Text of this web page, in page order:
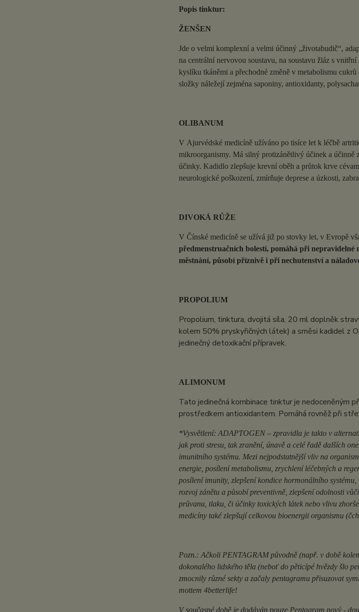
Popis tinktur:
ŽENŠEN
Jde o velmi komplexní a velmi účinný „životabudič“,
na centrální nervovou soustavu, na soustavu žláz s
kyslíku tkáněmi a přechodné změně v metabolismu
složky náležejí zejména saponiny, antioxidanty,
OLIBANUM
V Ajurvédské medicíně užíváno po tisíce let k léčbě
mikroorganismy. Má silný protizánětlivý účinek a účinně
účinky. Kadidlo zlepšuje krevní oběh a průtok krve
neurologické poškození, zmírňuje deprese a úzkosti,
DIVOKÁ RŮŽE
V Čínské medicíně se užívá již po stovky let, v Evropě
předmenstruačních bolestí, pomáhá při
městnání, působí příznivě i při nechutenství a
PROPOLIUM
Propolium, tinktura, dvojitá síla, 20 ml doplněk
kolem 50% pryskyřičných látek) a směsi kadidel z
jedinečný detoxikační přípravek.
ALIMONUM
Tato jedinečná kombinace tinktur je nedoceněným
prostředkem antioxidantem. Pomáhá rovněž při
*Vysvětlení: ADAPTOGEN – zpravidla je takto v
jak proti stresu, tak zranění, únavě a celé řadě dalších
imunitního systému. Mezi nejpodstatnější vliv na
energie, posílení metabolismu, zrychlení léčebných a
posílení imunity, zlepšení kondice hormonálního
rozvoj zánětu a působí preventivně, zlepšení odolnosti
průvanu, tlaku, či účinky toxických látek nebo vlivu
medicíny také zlepšují celkovou bioenergii organismu
Pozn.: Ačkoli PENTAGRAM původně (např. v době
dokonalého lidského těla (neboť do pěticípé hvězdy šlo
zmocnily různé sekty a začaly pentagramu přisuzovat
mottem 4betterlife!
V současné době je dodáván pouze Pentagram nový -